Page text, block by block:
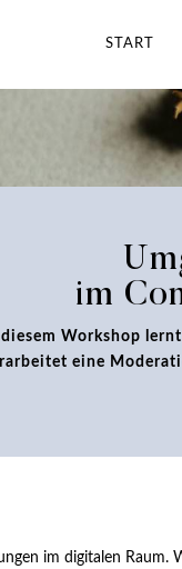
START
im
diesem Workshop
eine
im digitalen Raum.